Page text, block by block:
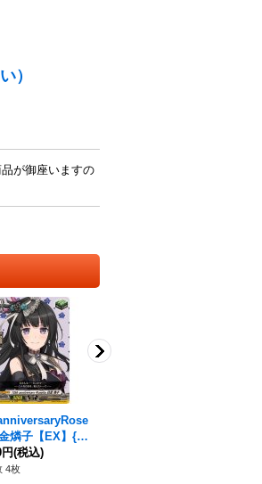
）
が御座いますの
燐子【EX】{D
EX20}《その
(税込)
4枚